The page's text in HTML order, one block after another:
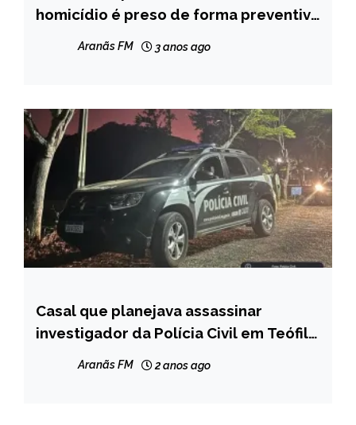
MINAS
homicídio é preso de forma preventiva
Aranãs FM 3 anos ago
MINAS
GERAIS
NOTÍCIAS
Casal que planejava assassinar
investigador da Polícia Civil em Teófilo
Aranãs FM 2 anos ago